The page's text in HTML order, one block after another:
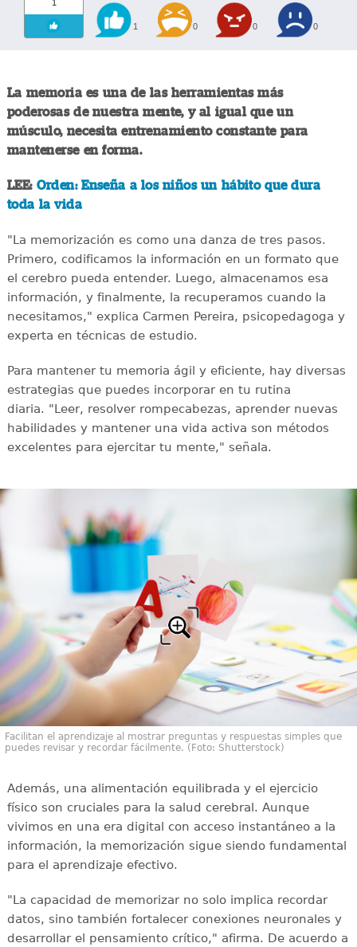
1
1 0 0 0
La memoria es una de las herramientas más
poderosas de nuestra mente, y al igual que un
músculo, necesita entrenamiento constante para
mantenerse en forma.
LEE: Orden: Enseña a los niños un hábito que dura
toda la vida
"La memorización es como una danza de tres pasos.
Primero, codificamos la información en un formato que
el cerebro pueda entender. Luego, almacenamos esa
información, y finalmente, la recuperamos cuando la
necesitamos," explica Carmen Pereira, psicopedagoga y
experta en técnicas de estudio.
Para mantener tu memoria ágil y eficiente, hay diversas
estrategias que puedes incorporar en tu rutina
diaria. "Leer, resolver rompecabezas, aprender nuevas
habilidades y mantener una vida activa son métodos
excelentes para ejercitar tu mente," señala.
Facilitan el aprendizaje al mostrar preguntas y respuestas simples que
puedes revisar y recordar fácilmente. (Foto: Shutterstock)
Además, una alimentación equilibrada y el ejercicio
físico son cruciales para la salud cerebral. Aunque
vivimos en una era digital con acceso instantáneo a la
información, la memorización sigue siendo fundamental
para el aprendizaje efectivo.
"La capacidad de memorizar no solo implica recordar
datos, sino también fortalecer conexiones neuronales y
desarrollar el pensamiento crítico," afirma. De acuerdo a